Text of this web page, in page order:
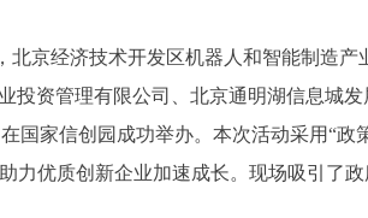
京经济技术开发区机器人和智能制造产
资管理有限公司、北京通明湖信息城发
国家信创园成功举办。本次活动采用“政
力优质创新企业加速成长。现场吸引了